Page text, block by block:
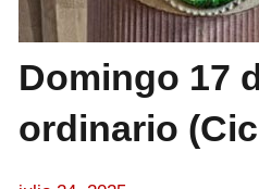
Domingo 17
ordinario